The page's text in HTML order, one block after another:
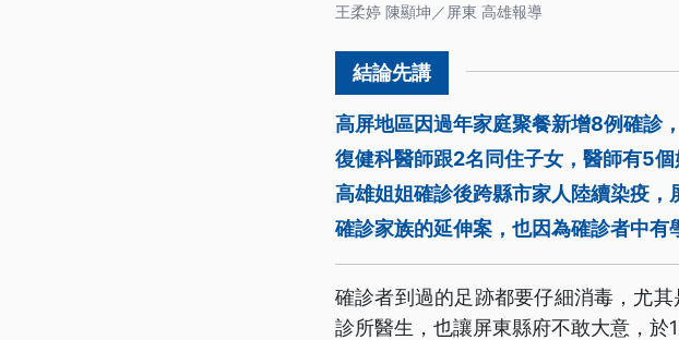
王柔婷 陳顯坤／屏東 高雄報導
高屏地區因過年家庭聚餐新增8例確診
復健科醫師跟2名同住子女，醫師有5
高雄姐姐確診後跨縣市家人陸續染疫
確診家族的延伸案，也因為確診者中有
確診者到過的足跡都要仔細消毒，尤
診所醫生，也讓屏東縣府不敢大意，於